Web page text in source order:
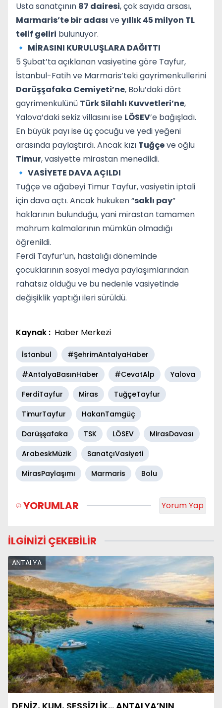
Usta sanatçının 87 dairesi, çok sayıda arsası,
Marmaris’te bir adası veyıllık 45 milyon TL
telif geliri bulunuyor.
🔹 MİRASINI KURULUŞLARA DAĞITTI
5 Şubat’ta açıklanan vasiyetine göre Tayfur,
İstanbul-Fatih ve Marmaris’teki gayrimenkullerini
Darüşşafaka Cemiyeti’ne, Bolu’daki dört
gayrimenkulünü Türk Silahlı Kuvvetleri’ne,
Yalova’daki sekiz villasını ise LÖSEV’e bağışladı.
En büyük payı ise üç çocuğu ve yedi yeğeni
arasında paylaştırdı. Ancak kızı Tuğçeve oğlu
Timur, vasiyette mirastan menedildi.
🔹 VASİYETE DAVA AÇILDI
Tuğçe ve ağabeyi Timur Tayfur, vasiyetin iptali
için dava açtı. Ancak hukuken “saklı pay”
haklarının bulunduğu, yani mirastan tamamen
mahrum kalmalarının mümkün olmadığı
öğrenildi.
Ferdi Tayfur’un, hastalığı döneminde
çocuklarının sosyal medya paylaşımlarından
rahatsız olduğu ve bu nedenle vasiyetinde
değişiklik yaptığı ileri sürüldü.
Kaynak : Haber Merkezi
İstanbul
#ŞehrimAntalyaHaber
#AntalyaBasınHaber
#CevatAlp
Yalova
FerdiTayfur
Miras
TuğçeTayfur
TimurTayfur
HakanTamgüç
Darüşşafaka
TSK LÖSEV
MirasDavası
ArabeskMüzik
SanatçıVasiyeti
MirasPaylaşımı
Marmaris Bolu
YORUMLAR Yorum Yap
İLGİNİZİ ÇEKEBİLİR
ANTALYA